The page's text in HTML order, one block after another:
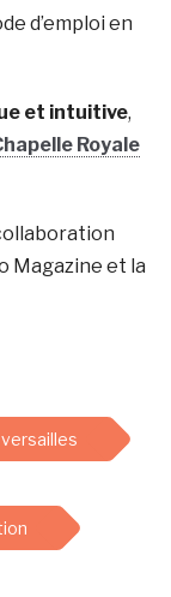
d’emploi en
et intuitive,
Royale
Magazine et la